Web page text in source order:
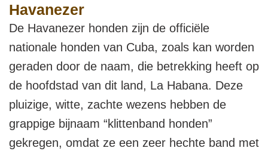
Havanezer
De Havanezer honden zijn de officiële
nationale honden van Cuba, zoals kan worden
geraden door de naam, die betrekking heeft op
de hoofdstad van dit land, La Habana. Deze
pluizige, witte, zachte wezens hebben de
grappige bijnaam “klittenband honden”
gekregen, omdat ze een zeer hechte band met